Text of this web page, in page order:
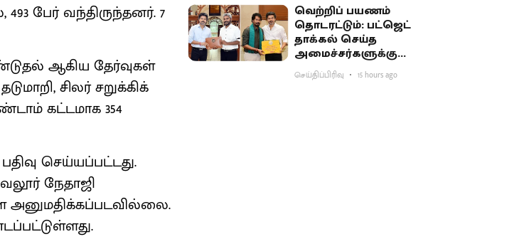
493 பேர் வந்திருந்தனர். 7
ஆகிய தேர்வுகள்
சிலர் சறுக்கிக்
கட்டமாக 354
செய்யப்பட்டது.
நேதாஜி
அனுமதிக்கப்படவில்லை.
வெற்றிப் பயணம்
தொடரட்டும்: பட்ஜெட்
தாக்கல் செய்த
அமைச்சர்களுக்கு
முதல்வர் விஜய் பாராட்டு
செய்திப்பிரிவு 15 hours ago